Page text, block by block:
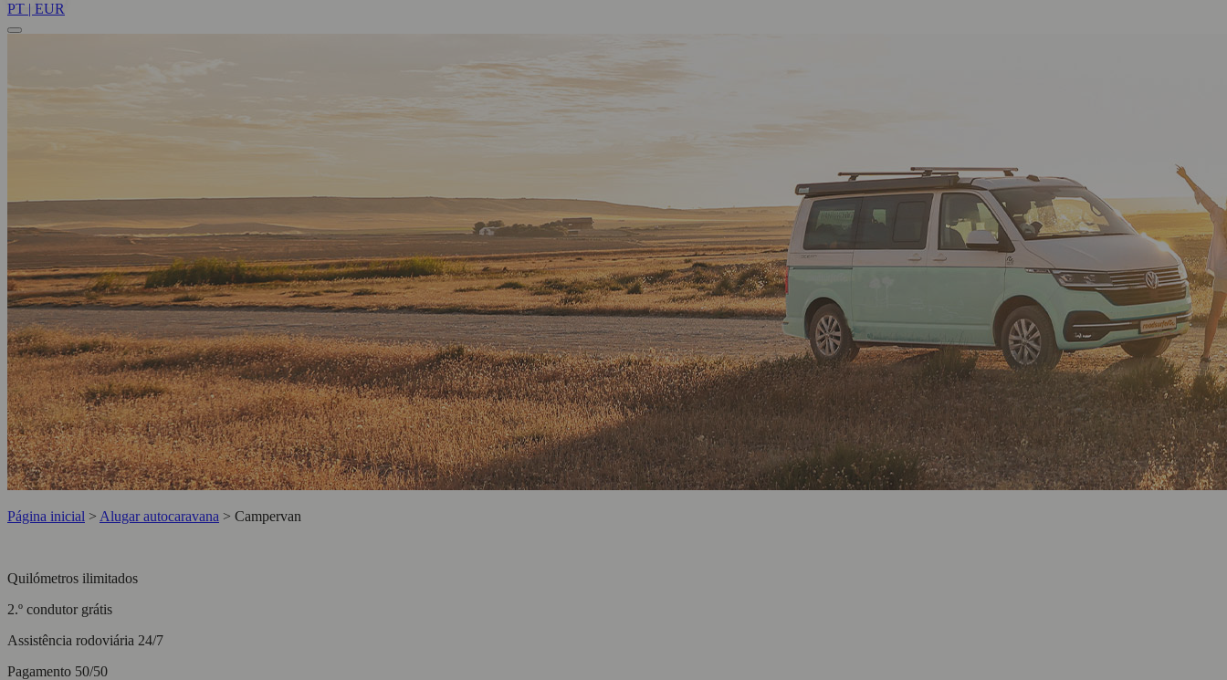
PT | EUR
Página inicial > Alugar autocaravana > Campervan
Quilómetros ilimitados
2.º condutor grátis
Assistência rodoviária 24/7
Pagamento 50/50